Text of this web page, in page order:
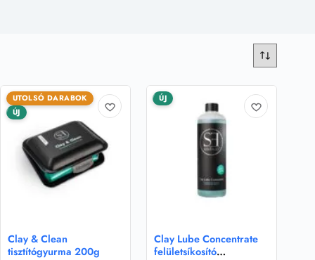
UTOLSÓ DARABOK
ÚJ
Clay & Clean
tisztítógyurma 200g
ÚJ
Clay Lube Concentrate
felületsíkosító